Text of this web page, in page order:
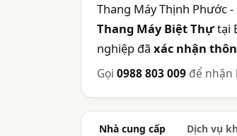
Thang Máy Thịnh Phước
Thang Máy Biệt Thựtại
nghiệp đã xác nhận
Gọi 0988 803 009 để nhận
Nhà cung cấp Dịch vụ